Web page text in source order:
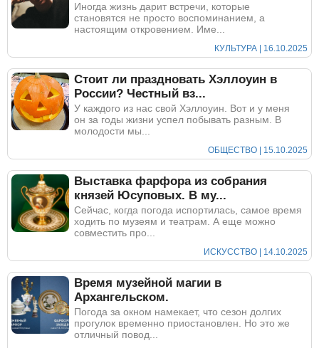
Иногда жизнь дарит встречи, которые
становятся не просто воспоминанием, а
настоящим откровением. Име...
КУЛЬТУРА | 16.10.2025
Стоит ли праздновать Хэллоуин в
России? Честный вз...
У каждого из нас свой Хэллоуин. Вот и у меня
он за годы жизни успел побывать разным. В
молодости мы...
ОБЩЕСТВО | 15.10.2025
Выставка фарфора из собрания
князей Юсуповых. В му...
Сейчас, когда погода испортилась, самое время
ходить по музеям и театрам. А еще можно
совместить про...
ИСКУССТВО | 14.10.2025
Время музейной магии в
Архангельском.
Погода за окном намекает, что сезон долгих
прогулок временно приостановлен. Но это же
отличный повод...